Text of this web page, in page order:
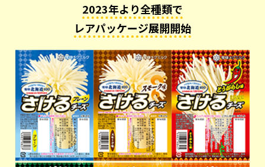
2023年より全種類で
レアパッケージ展開開始